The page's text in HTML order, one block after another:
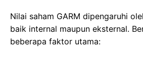
Nilai saham GARM dipengaruhi
baik internal maupun eksternal.
beberapa faktor utama: